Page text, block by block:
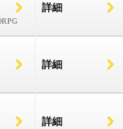
詳細
詳細
詳細